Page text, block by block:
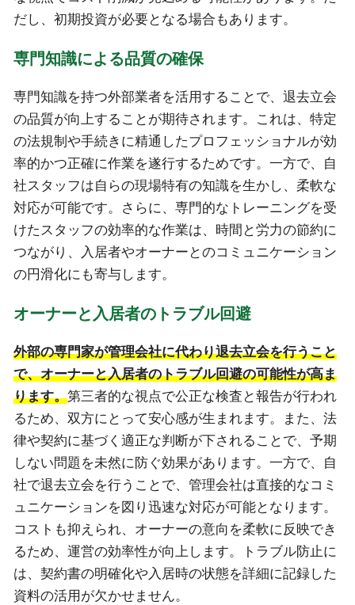
だし、初期投資が必要となる場合もあります。
専門知識による品質の確保
専門知識を持つ外部業者を活用することで、退去立会
の品質が向上することが期待されます。これは、特定
の法規制や手続きに精通したプロフェッショナルが効
率的かつ正確に作業を遂行するためです。一方で、自
社スタッフは自らの現場特有の知識を生かし、柔軟な
対応が可能です。さらに、専門的なトレーニングを受
けたスタッフの効率的な作業は、時間と労力の節約に
つながり、入居者やオーナーとのコミュニケーション
の円滑化にも寄与します。
オーナーと入居者のトラブル回避
外部の専門家が管理会社に代わり退去立会を行うこと
で、オーナーと入居者のトラブル回避の可能性が高ま
ります。第三者的な視点で公正な検査と報告が行われ
るため、双方にとって安心感が生まれます。また、法
律や契約に基づく適正な判断が下されることで、予期
しない問題を未然に防ぐ効果があります。一方で、自
社で退去立会を行うことで、管理会社は直接的なコミ
ュニケーションを図り迅速な対応が可能となります。
コストも抑えられ、オーナーの意向を柔軟に反映でき
るため、運営の効率性が向上します。トラブル防止に
は、契約書の明確化や入居時の状態を詳細に記録した
資料の活用が欠かせません。